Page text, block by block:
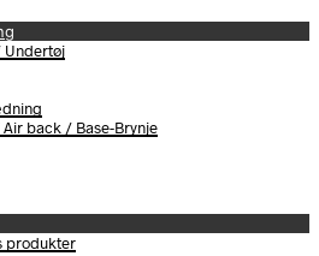
Undertøj
back / Base-Brynje
produkter